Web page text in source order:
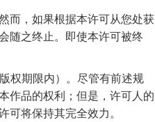
而，如果根据本许可从您处获
随之终止。即使本许可被终
权期限内）。尽管有前述规
作品的权利；但是，许可人的
将保持其完全效力。